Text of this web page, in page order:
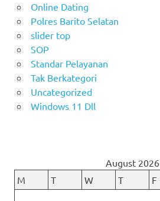
Online Dating
Polres Barito Selatan
slider top
SOP
Standar Pelayanan
Tak Berkategori
Uncategorized
Windows 11 Dll
August 2026
M
T W T F